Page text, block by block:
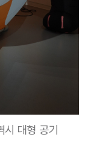
시 대형 공기